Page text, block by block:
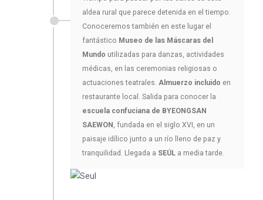
aldea rural que parece detenida en el tiempo.
Conoceremos también en este lugar el
fantástico Museo de las Máscaras del
Mundo utilizadas para danzas, actividades
médicas, en las ceremonias religiosas o
actuaciones teatrales. Almuerzo incluido en
restaurante local. Salida para conocer la
escuela confuciana de BYEONGSAN
SAEWON , fundada en el siglo XVI, en un
paisaje idílico junto a un río lleno de paz y
tranquilidad. Llegada a SEÚL a media tarde.